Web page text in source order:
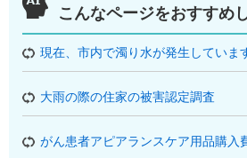
こんなページをおすすめ
現在、市内で濁り水が発生していま
大雨の際の住家の被害認定調査
がん患者アピアランスケア用品購入